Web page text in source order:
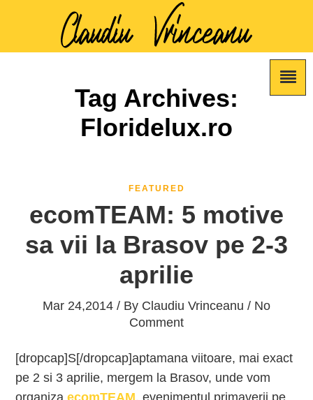
Tag Archives:
Floridelux.ro
FEATURED
ecomTEAM: 5 motive
sa vii la Brasov pe 2-3
aprilie
Mar 24,2014 / By Claudiu Vrinceanu / No
Comment
[dropcap]S[/dropcap]aptamana viitoare, mai exact
pe 2 si 3 aprilie, mergem la Brasov, unde vom
organizaecomTEAM, evenimentul primaverii pe